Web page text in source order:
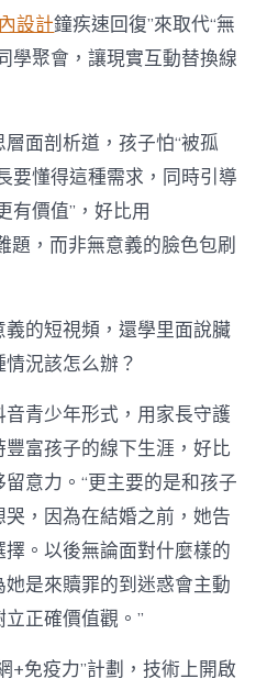
設計鐘疾速回復”來取代“無
學聚會，讓現實互動替換線
面剖析道，孩子怕“被孤
要懂得這種需求，同時引導
有價值”，好比用
題，而非無意義的臉色包刷
的短視頻，還學里面說臟
況該怎么辦？
青少年形式，用家長守護
富孩子的線下生涯，好比
意力。“更主要的是和孩子
，因為在結婚之前，她告
。以後無論面對什麼樣的
是來贖罪的到迷惑會主動
正確價值觀。”
+免疫力”計劃，技術上開啟